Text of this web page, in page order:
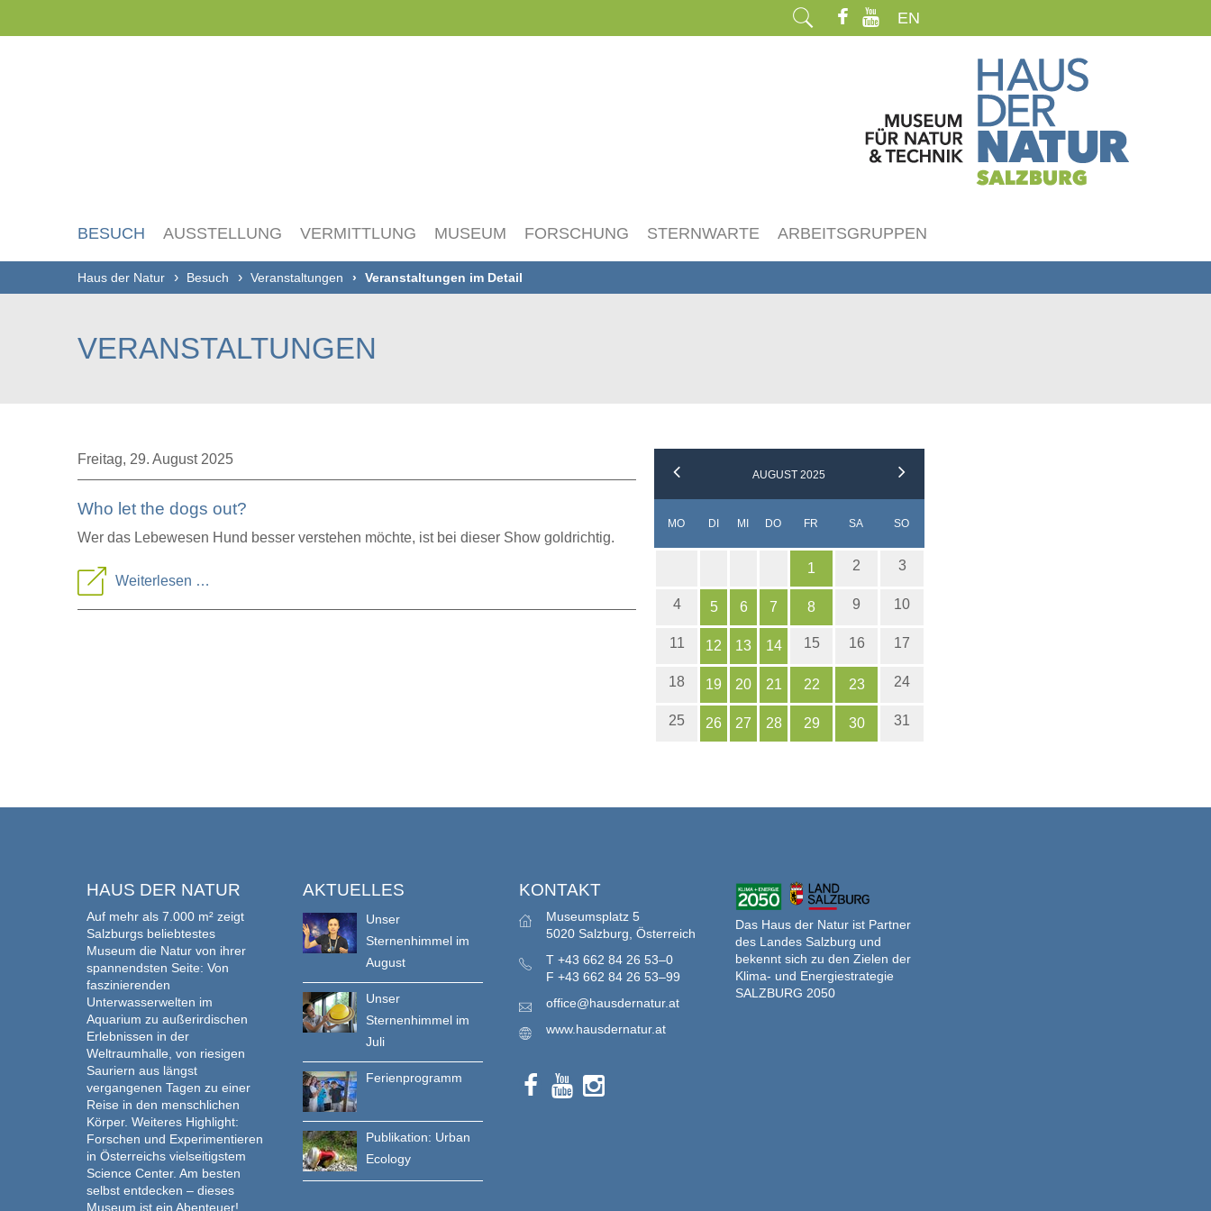
EN
BESUCH AUSSTELLUNG VERMITTLUNG MUSEUM FORSCHUNG STERNWARTE ARBEITSGRUPPEN
Haus der Natur Besuch Veranstaltungen Veranstaltungen im Detail
VERANSTALTUNGEN
Freitag, 29. August 2025
Who let the dogs out?
Wer das Lebewesen Hund besser verstehen möchte, ist bei dieser Show goldrichtig.
Weiterlesen …
let
AUGUST 2025
MONTAGDIENSTAG
MI TTWOCH
DONNERSTAG
FR SAMSTAGSONNTAG
1 2 3
4 5 6 7 8 9 10
11 12 13 14 15 16 17
18 19 20 21 22 23 24
25 26 27 28 29 30 31
HAUS DER NATUR
Auf mehr als 7.000 m² zeigt
Salzburgs beliebtestes
Museum die Natur von ihrer
spannendsten Seite: Von
faszinierenden
Unterwasserwelten im
Aquarium zu außerirdischen
Erlebnissen in der
Weltraumhalle, von riesigen
Sauriern aus längst
vergangenen Tagen zu einer
Reise in den menschlichen
Körper. Weiteres Highlight:
Forschen und Experimentieren
in Österreichs vielseitigstem
Science Center. Am besten
selbst entdecken – dieses
Museum ist ein Abenteuer!
AKTUELLES
Unser
Sternenhimmel im
August
Unser
Sternenhimmel im
Juli
Ferienprogramm
Publikation: Urban
Ecology
KONTAKT
Museumsplatz 5
5020 Salzburg, Österreich
T +43 662 84 26 53–0
F +43 662 84 26 53–99
office@hausdernatur.at
www.hausdernatur.at
Das Haus der Natur ist Partner
des Landes Salzburg und
bekennt sich zu den Zielen der
Klima- und Energiestrategie
SALZBURG 2050